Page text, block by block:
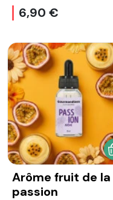
6,90 €
Arôme fruit de la
passion